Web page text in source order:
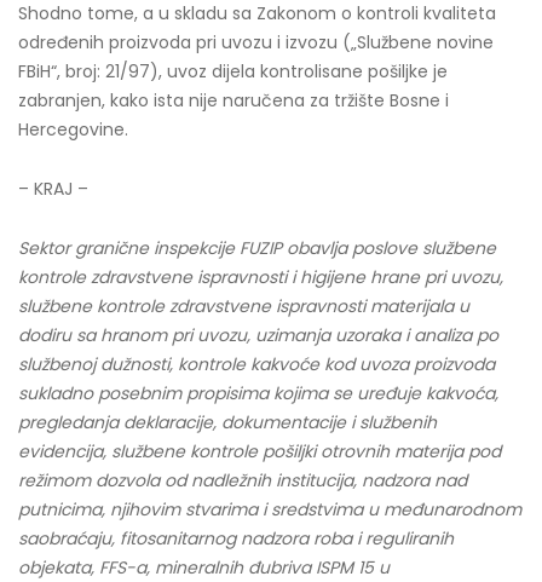
Shodno tome, a u skladu sa Zakonom o kontroli kvaliteta
određenih proizvoda pri uvozu i izvozu („Službene novine
FBiH“, broj: 21/97), uvoz dijela kontrolisane pošiljke je
zabranjen, kako ista nije naručena za tržište Bosne i
Hercegovine.
– KRAJ –
Sektor granične inspekcije FUZIP obavlja poslove službene
kontrole zdravstvene ispravnosti i higijene hrane pri uvozu,
službene kontrole zdravstvene ispravnosti materijala u
dodiru sa hranom pri uvozu, uzimanja uzoraka i analiza po
službenoj dužnosti, kontrole kakvoće kod uvoza proizvoda
sukladno posebnim propisima kojima se uređuje kakvoća,
pregledanja deklaracije, dokumentacije i službenih
evidencija, službene kontrole pošiljki otrovnih materija pod
režimom dozvola od nadležnih institucija, nadzora nad
putnicima, njihovim stvarima i sredstvima u međunarodnom
saobraćaju, fitosanitarnog nadzora roba i reguliranih
objekata, FFS-a, mineralnih đubriva ISPM 15 u